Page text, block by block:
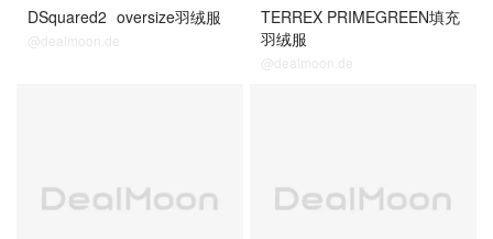
DSquared2 oversize羽绒服
@dealmoon.de
TERREX PRIMEGREEN填充
羽绒服
@dealmoon.de